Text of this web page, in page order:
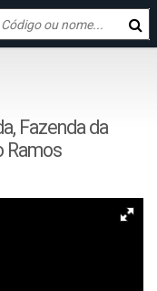
Fazenda da
Ramos